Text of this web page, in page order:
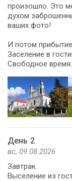
произошло. Это
духом
ваших фото!
И потом
Заселение в
Свободное время.
День 2
вс, 09.08.2026
Завтрак.
Выселение из